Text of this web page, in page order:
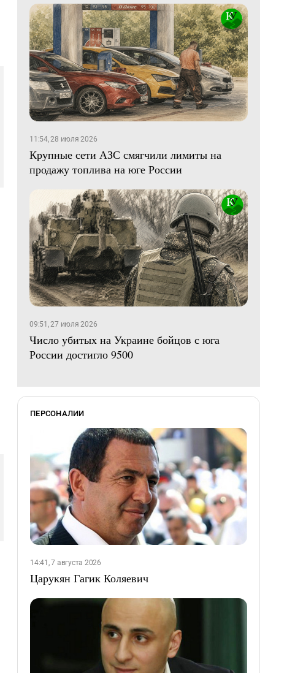
11:54, 28 июля 2026
Крупные сети АЗС смягчили лимиты на
продажу топлива на юге России
09:51, 27 июля 2026
Число убитых на Украине бойцов с юга
России достигло 9500
ПЕРСОНАЛИИ
14:41, 7 августа 2026
Царукян Гагик Коляевич